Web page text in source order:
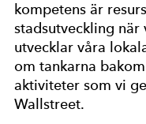
kompetens är
stadsutveckling när
utvecklar våra
om tankarna
aktiviteter som vi
Wallstreet.